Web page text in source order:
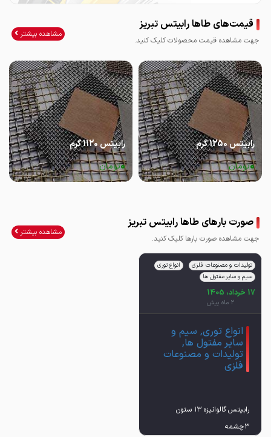
قیمت‌های طاها رابیتس تبریز
جهت مشاهده قیمت محصولات کلیک کنید.
مشاهده بیشتر
رابیتس 1250 گرم
0تومان
رابیتس 1120 گرم
0تومان
صورت بارهای طاها رابیتس تبریز
جهت مشاهده صورت بارها کلیک کنید.
مشاهده بیشتر
تولیدات و مصنوعات فلزی
انواع توری
سیم و سایر مفتول ها
17 خرداد، 1405
2 ماه پیش
انواع توری, سیم و
سایر مفتول ها,
تولیدات و مصنوعات
فلزی
رابیتس گالوانیزه ۱۳ ستون